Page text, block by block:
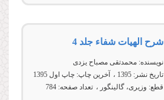
شرح الهیات شفاء جلد 4
نویسنده: محمدتقی مصباح یزدی
تاریخ نشر: 1395 آخرین چاپ: چاپ اول 1395
قطع: وزیری، گالینگور تعداد صفحه: 784